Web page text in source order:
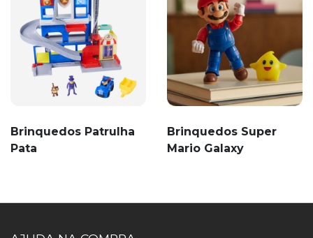
Brinquedos Patrulha
Pata
Brinquedos Super
Mario Galaxy